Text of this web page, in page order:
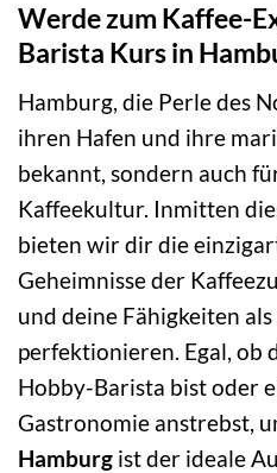
Werde zum Kaffee-
Barista Kurs in
Hamburg, die Perle des
ihren Hafen und ihre
bekannt, sondern auch
Kaffeekultur. Inmitten
bieten wir dir die
Geheimnisse der
und deine Fähigkeiten
perfektionieren. Egal,
Hobby-Barista bist oder
Gastronomie anstrebst,
Hamburg ist der ideale